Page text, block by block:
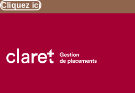
Cliquez ici